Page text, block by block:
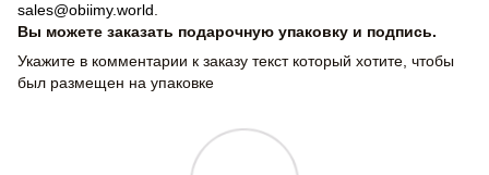
sales@obiimy.world
Вы можете заказать подарочную упаковку и подпись.
Укажите в комментарии к заказу текст который хотите, чтобы
был размещен на упаковке